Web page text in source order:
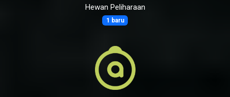
Hewan Peliharaan
1 baru